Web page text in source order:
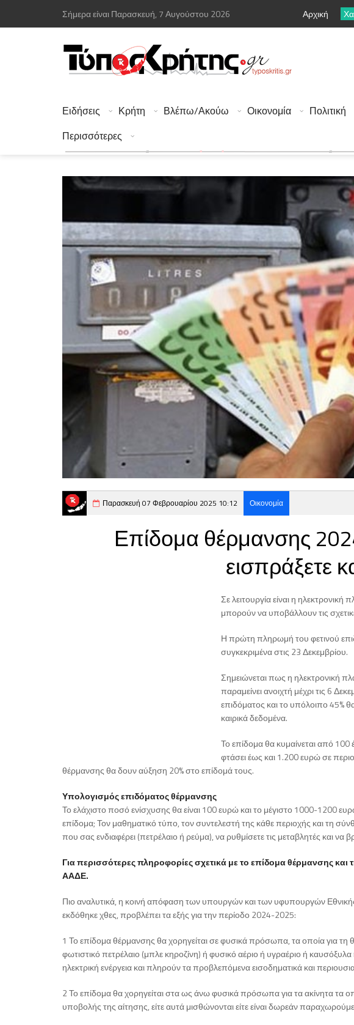
Σήμερα είναι Παρασκευή, 7 Αυγούστου 2026 Αρχική
Ειδήσεις Κρήτη Βλέπω/Ακούω Οικονομία Πολιτική
Περισσότερες
Παρασκευή 07 Φεβρουαρίου 2025 10:12 Οικονομία
Επίδομα θέρμανσης
εισπράξετε
Σε λειτουργία είναι η
μπορούν να υποβάλλουν τις
Η πρώτη πληρωμή του φετινού
συγκεκριμένα στις 23 Δεκεμβρίου.
Σημειώνεται πως η ηλεκτρονική
παραμείνει ανοιχτή μέχρι τις 6
επιδόματος και το υπόλοιπο 45%
καιρικά δεδομένα.
Το επίδομα θα κυμαίνεται από
φτάσει έως και 1.200 ευρώ σε
θέρμανσης θα δουν αύξηση 20% στο επίδομά τους.
Υπολογισμός επιδόματος θέρμανσης
Το ελάχιστο ποσό ενίσχυσης θα είναι 100 ευρώ και το μέγιστο 1000-1200
επίδομα; Τον μαθηματικό τύπο, τον συντελεστή της κάθε περιοχής και τη
που σας ενδιαφέρει (πετρέλαιο ή ρεύμα), να ρυθμίσετε τις μεταβλητές και να
Για περισσότερες πληροφορίες σχετικά με το επίδομα θέρμανσης και
ΑΑΔΕ.
Πιο αναλυτικά, η κοινή απόφαση των υπουργών και των υφυπουργών
εκδόθηκε χθες, προβλέπει τα εξής για την περίοδο 2024-2025:
1 Το επίδομα θέρμανσης θα χορηγείται σε φυσικά πρόσωπα, τα οποία για
φωτιστικό πετρέλαιο (μπλε κηροζίνη) ή φυσικό αέριο ή υγραέριο ή
ηλεκτρική ενέργεια και πληρούν τα προβλεπόμενα εισοδηματικά και
2 Το επίδομα θα χορηγείται στα ως άνω φυσικά πρόσωπα για τα ακίνητα τα
υποβολής της αίτησης, είτε αυτά μισθώνονται είτε είναι δωρεάν